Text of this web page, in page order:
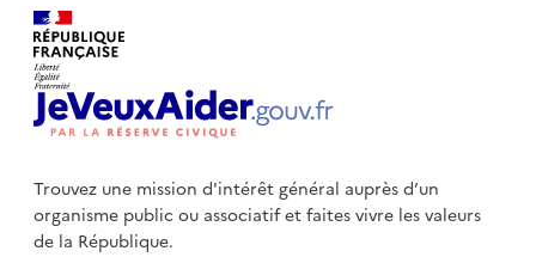
Trouvez une mission d'intérêt général auprès d’un
organisme publicou associatif et faites vivre les valeurs
de la République.